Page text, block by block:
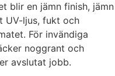
blir en jämn finish, jämn
UV-ljus, fukt och
För invändiga
noggrant och
avslutat jobb.